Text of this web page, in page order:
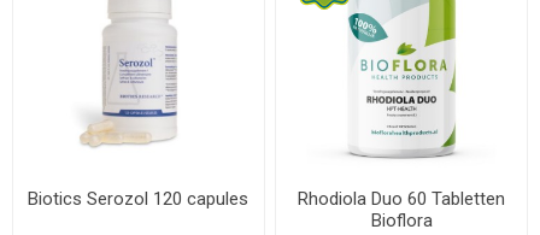
Biotics Serozol 120 capules
Rhodiola Duo 60 Tabletten
Bioflora